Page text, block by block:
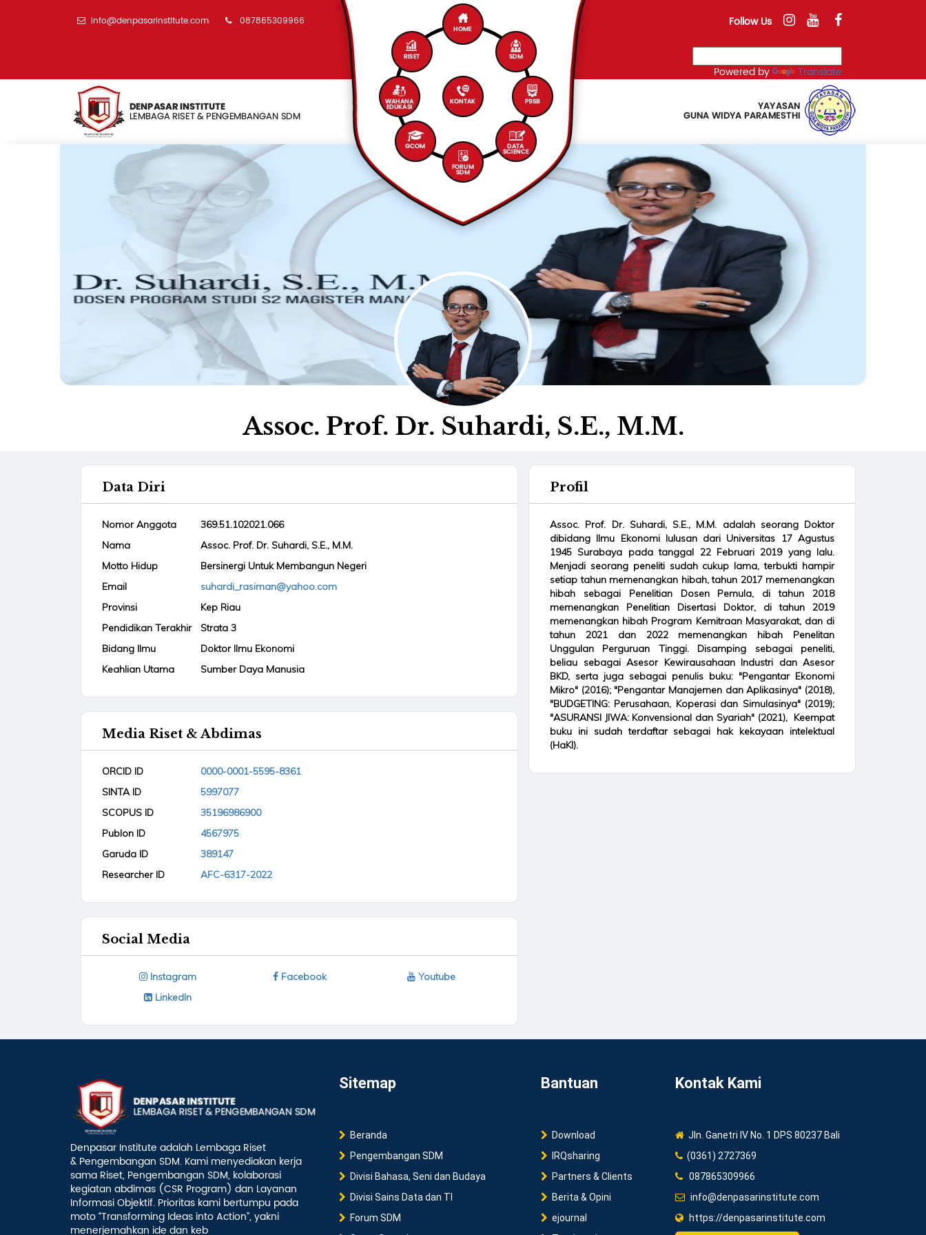
info@denpasarinstitute.com 087865309966 Follow Us
Powered by Translate
Assoc. Prof. Dr. Suhardi, S.E., M.M.
Data Diri
Nomor Anggota
369.51.102021.066
Nama
Assoc. Prof. Dr. Suhardi, S.E., M.M.
Motto Hidup
Bersinergi Untuk Membangun Negeri
Email
suhardi_rasiman@yahoo.com
Provinsi
Kep Riau
Pendidikan Terakhir
Strata 3
Bidang Ilmu
Doktor Ilmu Ekonomi
Keahlian Utama
Sumber Daya Manusia
Media Riset & Abdimas
ORCID ID
0000-0001-5595-8361
SINTA ID
5997077
SCOPUS ID
35196986900
Publon ID
4567975
Garuda ID
389147
Researcher ID
AFC-6317-2022
Social Media
Instagram Facebook
Youtube
LinkedIn
Profil
Assoc. Prof. Dr. Suhardi, S.E., M.M. adalah seorang Doktor
dibidang Ilmu Ekonomi lulusan dari Universitas 17 Agustus
1945 Surabaya pada tanggal 22 Februari 2019 yang lalu.
Menjadi seorang peneliti sudah cukup lama, terbukti hampir
setiap tahun memenangkan hibah, tahun 2017 memenangkan
hibah sebagai Penelitian Dosen Pemula, di tahun 2018
memenangkan Penelitian Disertasi Doktor, di tahun 2019
memenangkan hibah Program Kemitraan Masyarakat, dan di
tahun 2021 dan 2022 memenangkan hibah Penelitan
Unggulan Perguruan Tinggi. Disamping sebagai peneliti,
beliau sebagai Asesor Kewirausahaan Industri dan Asesor
BKD, serta juga sebagai penulis buku: "Pengantar Ekonomi
Mikro" (2016); "Pengantar Manajemen dan Aplikasinya" (2018),
"BUDGETING: Perusahaan, Koperasi dan Simulasinya" (2019);
"ASURANSI JIWA: Konvensional dan Syariah" (2021), Keempat
buku ini sudah terdaftar sebagai hak kekayaan intelektual
(HaKI).
Denpasar Institute adalah Lembaga Riset
& Pengembangan SDM. Kami menyediakan kerja
sama Riset, Pengembangan SDM, kolaborasi
kegiatan abdimas (CSR Program) dan Layanan
Informasi Objektif. Prioritas kami bertumpu pada
moto “Transforming Ideas into Action”, yakni
menerjemahkan ide dan keb
Sitemap
Beranda
Pengembangan SDM
Divisi Bahasa, Seni dan Budaya
Divisi Sains Data dan TI
Forum SDM
Bantuan
Download
IRQsharing
Partners & Clients
Berita & Opini
ejournal
Kontak Kami
Jln. Ganetri IV No. 1 DPS 80237 Bali
(0361) 2727369
087865309966
info@denpasarinstitute.com
https://denpasarinstitute.com